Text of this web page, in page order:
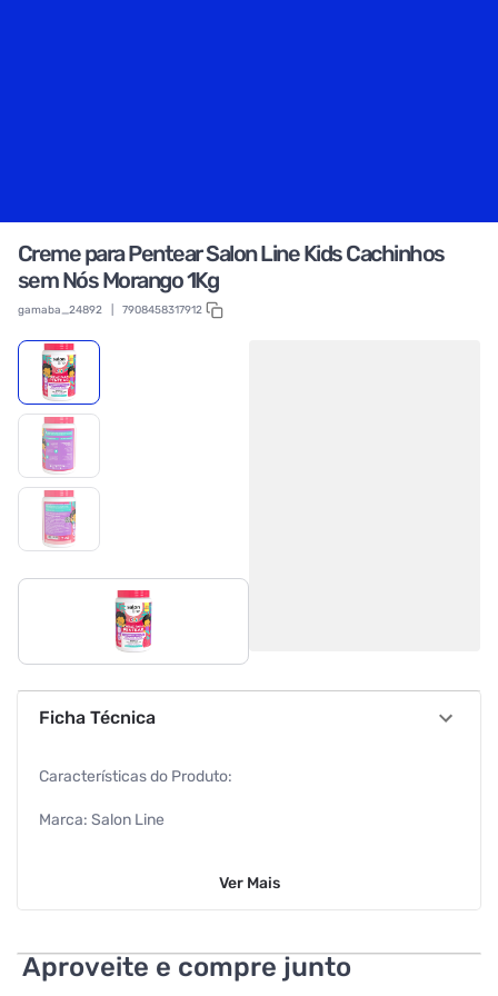
Creme para Pentear Salon Line Kids Cachinhos
sem Nós Morango 1Kg
gamaba_24892 7908458317912
Ficha Técnica
Características do Produto:
Marca: Salon Line
Características Adicionais:
Ver Mais
Aproveite e compre junto